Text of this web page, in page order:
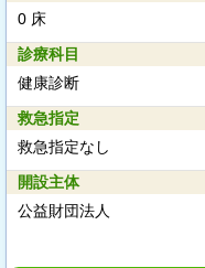
0 床
診療科目
健康診断
救急指定
救急指定なし
開設主体
公益財団法人